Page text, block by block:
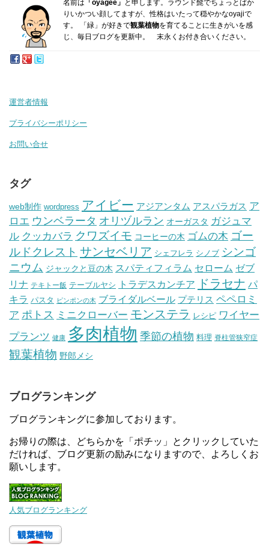
名前は 「oyagee」 と申します。ラウンド髭でちょっとばか
り いかつい顔してますが、性格はいたって穏やかなoyajiで
す。
「緑」が好きで観葉植物を育てることに生きがいを感
じ、毎日ブログを更新中。 末永くお付き合いください。
運営者情報
プライバシーポリシー
お問い合せ
タグ
web制作 wordpress アイビー アジアンタム アスパラガス ア
ロエ ウンベラータ オリヅルラン オーガスタ ガジュマ
ル クッカバラ クワズイモ コーヒーの木 ゴムの木 ゴー
ルドクレスト サンセベリア シェフレラ シノブ シンゴ
ニウム ジャックと豆の木 スパティフィラム セローム ゼブ
リナ テキトー飯 テーブルヤシ トラデスカンチア ドラセナ パ
キラ パスタ ピンポンの木 ブライダルベール プテリス ペペロミ
ア ポトス ミニクローバー モンステラ レシピ ワイヤー
プランツ 健康 多肉植物 季節の植物 料理 脊柱管狭窄症
観葉植物 野郎メシ
ブログランキング
ブログランキングに参加しております。
お帰りの際は、どちらかを「ポチッ」とクリックしていた
だければ、ブログ更新の励みになりますので、よろしくお
願いします。
人気ブログランキング